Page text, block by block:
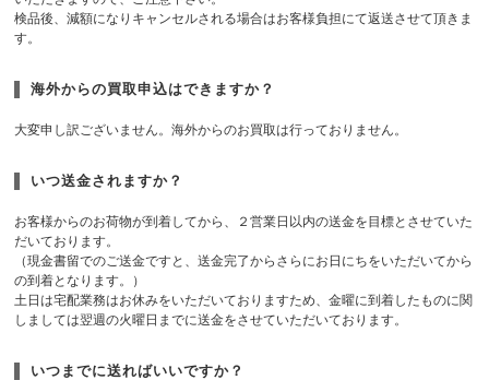
検品後、減額になりキャンセルされる場合はお客様負担にて返送させて頂きま
す。
海外からの買取申込はできますか？
大変申し訳ございません。海外からのお買取は行っておりません。
いつ送金されますか？
お客様からのお荷物が到着してから、２営業日以内の送金を目標とさせていた
だいております。
（現金書留でのご送金ですと、送金完了からさらにお日にちをいただいてから
の到着となります。）
土日は宅配業務はお休みをいただいておりますため、金曜に到着したものに関
しましては翌週の火曜日までに送金をさせていただいております。
いつまでに送ればいいですか？